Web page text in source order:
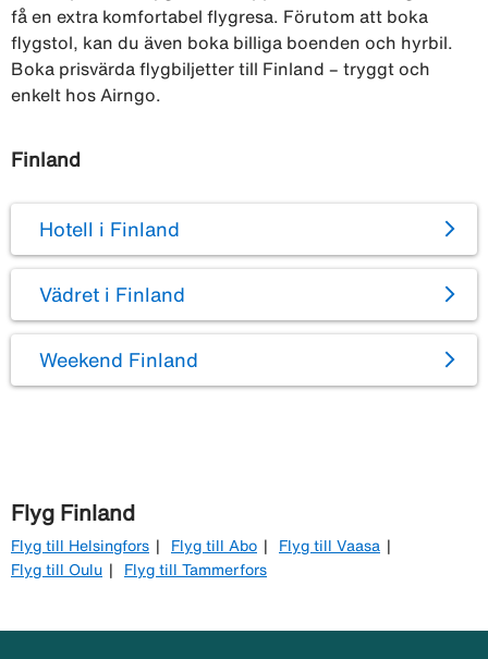
få en extra komfortabel flygresa. Förutom att boka
flygstol, kan du även boka billiga boenden och hyrbil.
Boka prisvärda flygbiljetter till Finland – tryggt och
enkelt hos Airngo.
Finland
Hotell i Finland
Vädret i Finland
Weekend Finland
Flyg Finland
Flyg till Helsingfors Flyg till Abo
Flyg till Vaasa
Flyg till Oulu
Flyg till Tammerfors